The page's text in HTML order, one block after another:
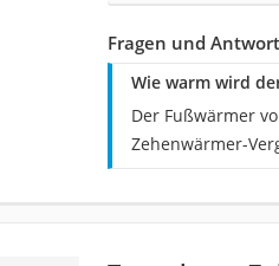
Fragen und
Wie warm wird
Der Fußwärmer
Zehenwärmer-